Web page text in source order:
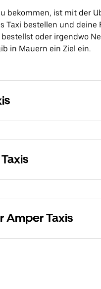
bekommen, ist mit der
Taxi bestellen und
oder irgendwo
in Mauern ein Ziel ein.
Amper Taxis